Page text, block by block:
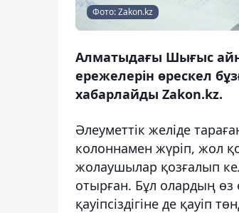
Фото: Zakon.kz
Алматыдағы Шығыс
ережелерін өрескел
хабарлайды Zakon.kz.
Әлеуметтік желіде
колоннамен жүріп, жол
жолаушылар қозғалып
отырған. Бұл олардың өз
қауіпсіздігіне де қауіп